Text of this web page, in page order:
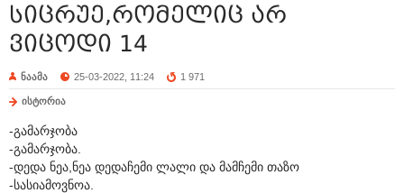
სიცრუე,რომელიც არ
ვიცოდი 14
ნაამა 25-03-2022, 11:24 1 971
ისტორია
-გამარჯობა
-გამარჯობა.
-დედა ნეა,ნეა დედაჩემი ლალი და მამჩემი თაზო
-სასიამოვნოა.